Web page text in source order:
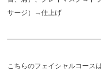
サージ）→仕上げ
こちらのフェイシャルコース